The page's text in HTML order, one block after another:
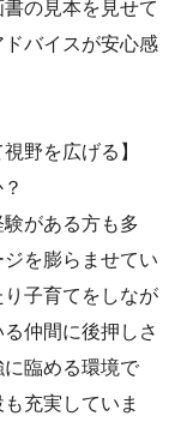
の見本を見せて
バイスが安心感
野を広げる】
がある方も多
を膨らませてい
子育てをしなが
仲間に後押しさ
臨める環境で
充実していま